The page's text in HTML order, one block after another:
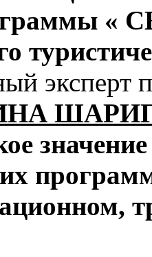
«
эксперт